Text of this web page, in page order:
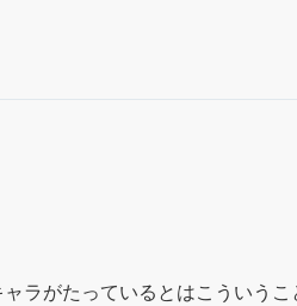
ラがたっているとはこういう